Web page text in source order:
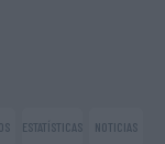
ESTATÍSTICAS NOTICIAS